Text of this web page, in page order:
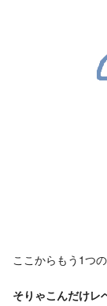
ここからもう1つ
そりゃこんだけレ